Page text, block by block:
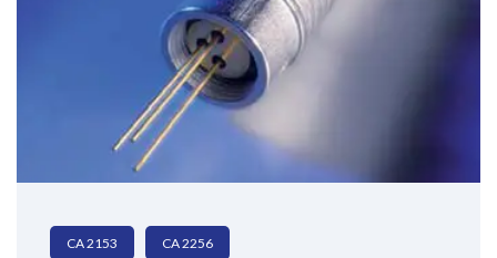
Robot de dosage
Lampes UV
Consommables et accessoires
CA 2153 CA 2256